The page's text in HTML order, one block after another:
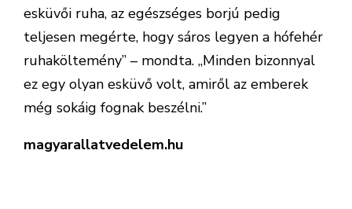
esküvői ruha, az egészséges borjú pedig
teljesen megérte, hogy sáros legyen a hófehér
ruhaköltemény” – mondta. „Minden bizonnyal
ez egy olyan esküvő volt, amiről az emberek
még sokáig fognak beszélni.”
magyarallatvedelem.hu